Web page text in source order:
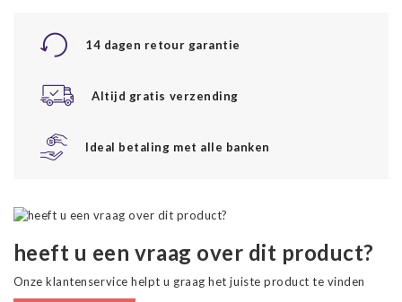
14 dagen retour garantie
Altijd gratis verzending
Ideal betaling met alle banken
heeft u een vraag over dit product?
Onze klantenservice helpt u graag het juiste product te vinden